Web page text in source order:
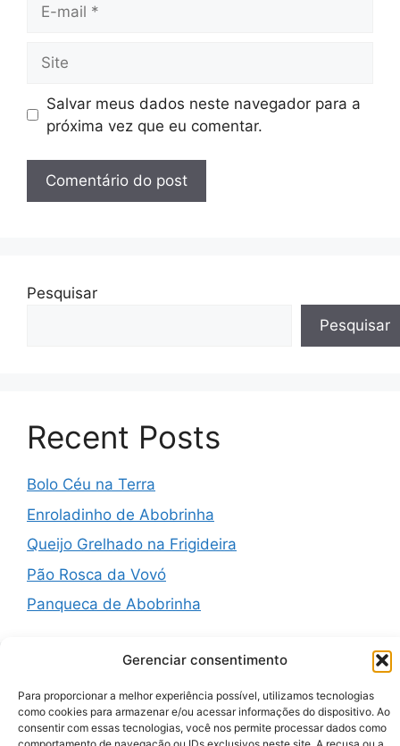
Gerenciar consentimento
Para proporcionar a melhor experiência possível, utilizamos tecnologias
como cookies para armazenar e/ou acessar informações do dispositivo. Ao
consentir com essas tecnologias, você nos permite processar dados como
mail
Salvar meus dados neste navegador para a
próxima vez que eu comentar.
Pesquisar
Pesquisar
Recent Posts
Bolo Céu na Terra
Enroladinho de Abobrinha
Queijo Grelhado na Frigideira
Pão Rosca da Vovó
Panqueca de Abobrinha
Recent Comments